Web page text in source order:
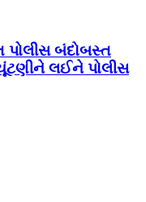
પોલીસ બંદોબસ્ત
લઈને પોલીસ